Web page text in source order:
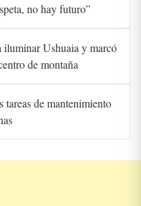
no hay futuro”
Ushuaia y marcó
de montaña
de mantenimiento